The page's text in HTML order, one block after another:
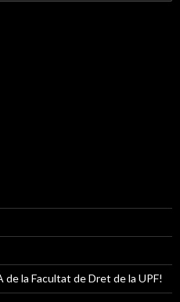
la Facultat de Dret de la UPF!